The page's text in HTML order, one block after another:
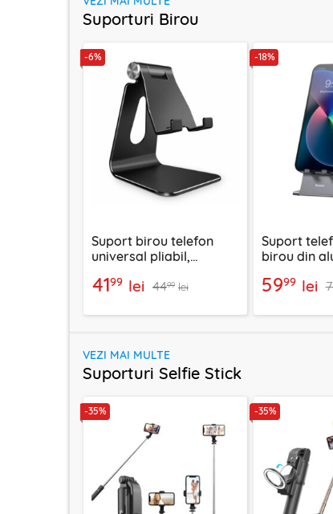
Suporturi Birou
-6%
Suport birou telefon
universal pliabil,
Techsuit Z4A, negru
4199 lei 4499 lei
-18%
Suport
birou din
5999 lei
VEZI MAI MULTE
Suporturi Selfie Stick
-35% -35%